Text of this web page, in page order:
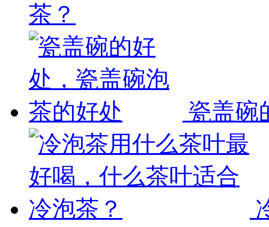
茶？
瓷盖碗